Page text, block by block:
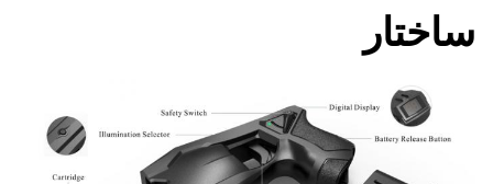
ساختار